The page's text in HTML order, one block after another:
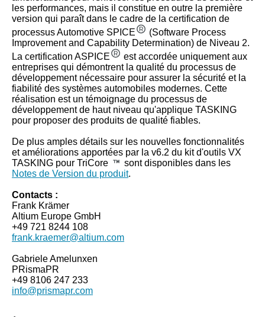
les performances, mais il constitue en outre la première
version qui paraît dans le cadre de la certification de
processus Automotive SPICE
(Software Process
Improvement and Capability Determination) de Niveau 2.
La certification ASPICE
est accordée uniquement aux
entreprises qui démontrent la qualité du processus de
développement nécessaire pour assurer la sécurité et la
fiabilité des systèmes automobiles modernes. Cette
réalisation est un témoignage du processus de
développement de haut niveau qu'applique TASKING
pour proposer des produits de qualité fiables.
De plus amples détails sur les nouvelles fonctionnalités
et améliorations apportées par la v6.2 du kit d'outils VX
TASKING pour TriCore
sont disponibles dans les
Notes de Version du produit.
Contacts :
Frank Krämer
Altium Europe GmbH
+49 721 8244 108
frank.kraemer@altium.com
Gabriele Amelunxen
PRismaPR
+49 8106 247 233
info@prismapr.com